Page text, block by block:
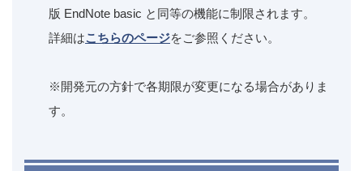
版 EndNote basic と同等の機能に制限されます。
詳細はこちらのページをご参照ください。
※開発元の方針で各期限が変更になる場合がありま
す。